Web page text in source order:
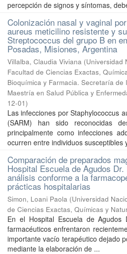
percepción de signos y síntomas,
Colonización nasal y vaginal
aureus meticilino resistente y
Streptococcus del grupo B en
Posadas, Misiones, Argentina
Villalba, Claudia Viviana (Universidad
Facultad de Ciencias Exactas,
Bioquímica y Farmacia. Secretaría
Maestría en Salud Pública y
12-01)
Las infecciones por Staphylococcus
(SARM) han sido reconocidas
principalmente como infecciones
ocurren entre individuos susceptibles
Comparación de preparados
Hospital Escuela de Agudos
análisis conforme a la
prácticas hospitalarias
Simon, Loani Paola (Universidad
de Ciencias Exactas, Químicas y
En el Hospital Escuela de Agudos
farmacéuticos enfrentaron
importante vacío terapéutico dejado
mediante la elaboración de ...